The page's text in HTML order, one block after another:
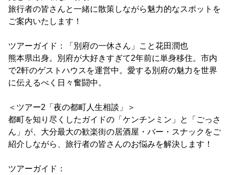
旅行者の皆さんと一緒に散策しながら魅力的なスポットを
ご案内いたします！
ツアーガイド：「別府の一休さん」こと花田潤也
熊本県出身。別府が大好きすぎて2年前に単身移住。市内
で2軒のゲストハウスを運営中。愛する別府の魅力を世界
に伝えるべく日々奮闘中。
＜ツアー2「夜の都町人生相談」＞
都町を知り尽くしたガイドの「ケンチンミン」と「ごっさ
ん」が、大分最大の歓楽街の居酒屋・バー・スナックをご
紹介しながら、旅行者の皆さんのお悩みを解決します！
ツアーガイド：